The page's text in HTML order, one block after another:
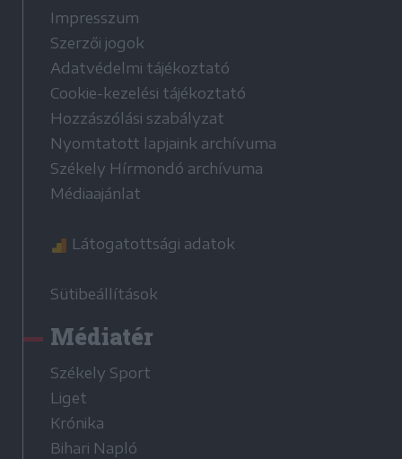
Impresszum
Szerzői jogok
Adatvédelmi tájékoztató
Cookie-kezelési tájékoztató
Hozzászólási szabályzat
Nyomtatott lapjaink archívuma
Székely Hírmondó archívuma
Médiaajánlat
Látogatottsági adatok
Sütibeállítások
Médiatér
Székely Sport
Liget
Krónika
Bihari Napló